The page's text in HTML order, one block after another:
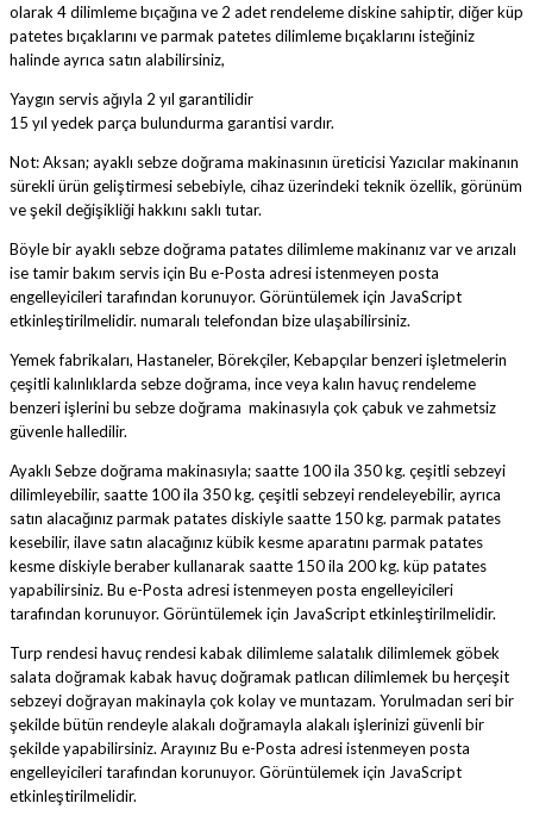
olarak 4 dilimleme bıçağına ve 2 adet rendeleme diskine sahiptir, diğer küp
patetes bıçaklarını ve parmak patetes dilimleme bıçaklarını isteğiniz
halinde ayrıca satın alabilirsiniz,
Yaygın servis ağıyla 2 yıl garantilidir
15 yıl yedek parça bulundurma garantisi vardır.
Not: Aksan; ayaklı sebze doğrama makinasının üreticisi Yazıcılar makinanın
sürekli ürün geliştirmesi sebebiyle, cihaz üzerindeki teknik özellik, görünüm
ve şekil değişikliği hakkını saklı tutar.
Böyle bir ayaklı sebze doğrama patates dilimleme makinanız var ve arızalı
ise tamir bakım servis için Bu e-Posta adresi istenmeyen posta
engelleyicileri tarafından korunuyor. Görüntülemek için JavaScript
etkinleştirilmelidir. numaralı telefondan bize ulaşabilirsiniz.
Yemek fabrikaları, Hastaneler, Börekçiler, Kebapçılar benzeri işletmelerin
çeşitli kalınlıklarda sebze doğrama, ince veya kalın havuç rendeleme
benzeri işlerini bu sebze doğrama makinasıyla çok çabuk ve zahmetsiz
güvenle halledilir.
Ayaklı Sebze doğrama makinasıyla; saatte 100 ila 350 kg. çeşitli sebzeyi
dilimleyebilir, saatte 100 ila 350 kg. çeşitli sebzeyi rendeleyebilir, ayrıca
satın alacağınız parmak patates diskiyle saatte 150 kg. parmak patates
kesebilir, ilave satın alacağınız kübik kesme aparatını parmak patates
kesme diskiyle beraber kullanarak saatte 150 ila 200 kg. küp patates
yapabilirsiniz. Bu e-Posta adresi istenmeyen posta engelleyicileri
tarafından korunuyor. Görüntülemek için JavaScript etkinleştirilmelidir.
Turp rendesi havuç rendesi kabak dilimleme salatalık dilimlemek göbek
salata doğramak kabak havuç doğramak patlıcan dilimlemek bu herçeşit
sebzeyi doğrayan makinayla çok kolay ve muntazam. Yorulmadan seri bir
şekilde bütün rendeyle alakalı doğramayla alakalı işlerinizi güvenli bir
şekilde yapabilirsiniz. ArayınızBu e-Posta adresi istenmeyen posta
engelleyicileri tarafından korunuyor. Görüntülemek için JavaScript
etkinleştirilmelidir.